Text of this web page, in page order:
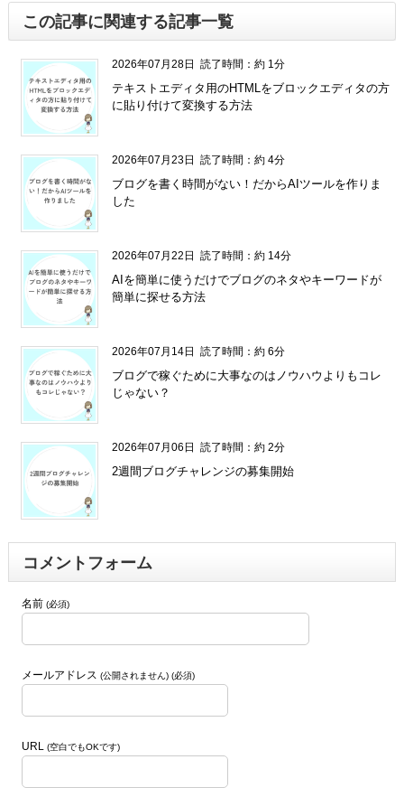
この記事に関連する記事一覧
2026年07月28日 読了時間：約 1分
テキストエディタ用のHTMLをブロックエディタの方
に貼り付けて変換する方法
2026年07月23日 読了時間：約 4分
ブログを書く時間がない！だからAIツールを作りま
した
2026年07月22日 読了時間：約 14分
AIを簡単に使うだけでブログのネタやキーワードが
簡単に探せる方法
2026年07月14日 読了時間：約 6分
ブログで稼ぐために大事なのはノウハウよりもコレ
じゃない？
2026年07月06日 読了時間：約 2分
2週間ブログチャレンジの募集開始
コメントフォーム
名前 (必須)
メールアドレス (公開されません) (必須)
URL (空白でもOKです)